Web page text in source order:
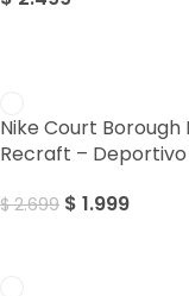
Nike Court Borough
Recraft – Deportivo
$2.699 $ 1.999